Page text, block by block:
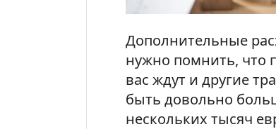
Дополнительные
нужно помнить, что
вас ждут и другие
быть довольно
нескольких тысяч